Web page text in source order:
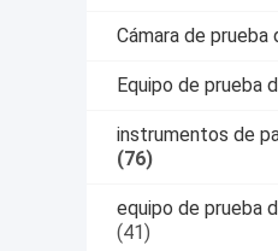
Cámara de prueba
Equipo de prueba
instrumentos de
(76)
equipo de prueba
(41)